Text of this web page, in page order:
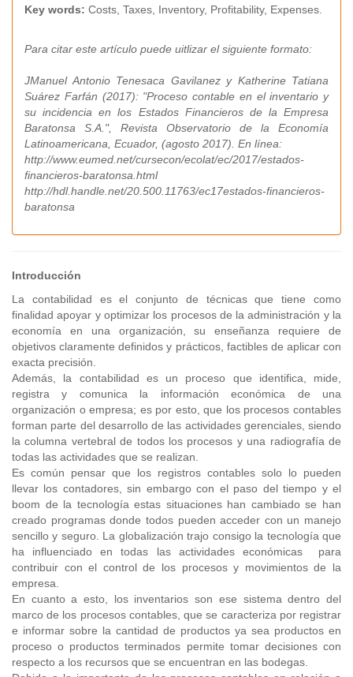
Key words: Costs, Taxes, Inventory, Profitability, Expenses.
Para citar este artículo puede uitlizar el siguiente formato:
JManuel Antonio Tenesaca Gavilanez y Katherine Tatiana
Suárez Farfán (2017): "Proceso contable en el inventario y
su incidencia en los Estados Financieros de la Empresa
Baratonsa S.A.", Revista Observatorio de la Economía
Latinoamericana, Ecuador, (agosto 2017). En línea:
http://www.eumed.net/cursecon/ecolat/ec/2017/estados-
financieros-baratonsa.html
http://hdl.handle.net/20.500.11763/ec17estados-financieros-
baratonsa
Introducción
La contabilidad es el conjunto de técnicas que tiene como
finalidad apoyar y optimizar los procesos de la administración y la
economía en una organización, su enseñanza requiere de
objetivos claramente definidos y prácticos, factibles de aplicar con
exacta precisión.
Además, la contabilidad es un proceso que identifica, mide,
registra y comunica la información económica de una
organización o empresa; es por esto, que los procesos contables
forman parte del desarrollo de las actividades gerenciales, siendo
la columna vertebral de todos los procesos y una radiografía de
todas las actividades que se realizan.
Es común pensar que los registros contables solo lo pueden
llevar los contadores, sin embargo con el paso del tiempo y el
boom de la tecnología estas situaciones han cambiado se han
creado programas donde todos pueden acceder con un manejo
sencillo y seguro. La globalización trajo consigo la tecnología que
ha influenciado en todas las actividades económicas para
contribuir con el control de los procesos y movimientos de la
empresa.
En cuanto a esto, los inventarios son ese sistema dentro del
marco de los procesos contables, que se caracteriza por registrar
e informar sobre la cantidad de productos ya sea productos en
proceso o productos terminados permite tomar decisiones con
respecto a los recursos que se encuentran en las bodegas.